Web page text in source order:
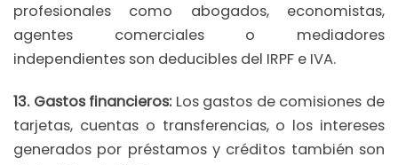
profesionales como abogados, economistas,
agentes comerciales o mediadores
independientes son deducibles del IRPF e IVA.
13. Gastos financieros: Los gastos de comisiones de
tarjetas, cuentas o transferencias, o los intereses
generados por préstamos y créditos también son